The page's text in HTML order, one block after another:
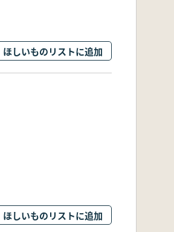
ほしいものリストに追加
ほしいものリストに追加